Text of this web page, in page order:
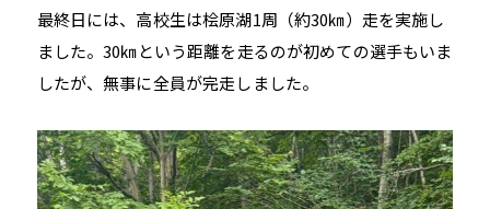
最終日には、高校生は桧原湖1周（約30㎞）走を実施し
ました。30㎞という距離を走るのが初めての選手もいま
したが、無事に全員が完走しました。